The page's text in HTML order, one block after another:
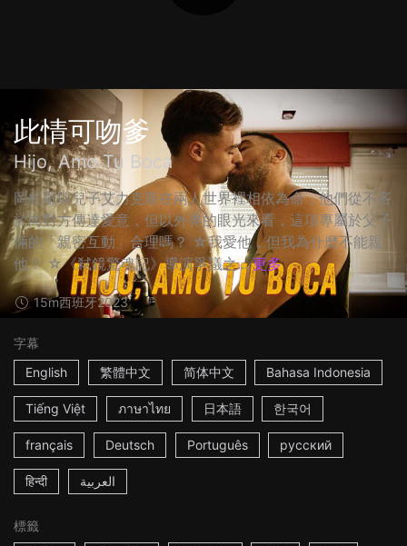
此情可吻爹
Hijo, Amo Tu Boca
岡札羅與兒子艾力克斯在兩人世界裡相依為命，他們從不吝
於向對方傳達愛意，但以外界的眼光來看，這項專屬於父子
倆的「親密互動」合理嗎？ ☆我愛他，但我為什麼不能親
他？ ☆《弒鏡驚魂記》導演爭議之... 更多
15m西班牙2023
字幕
English
繁體中文 简体中文 Bahasa Indonesia
Tiếng Việt ภาษาไทย 日本語 한국어
français Deutsch Português русский
हिन्दी العربية
標籤